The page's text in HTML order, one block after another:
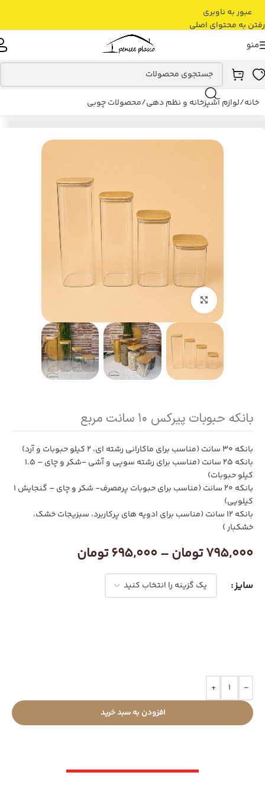
عبور به ناوبری
رفتن به محتوای اصلی
منو
خانه/لوازم آشپزخانه و نظم دهی/محصولات چوبی
بانکه حبوبات پیرکس ۱۰ سانت مربع
بانکه 30 سانت (مناسب برای ماکارانی رشته ای، 2 کیلو حبوبات و آرد)
بانکه 25 سانت (مناسب برای رشته سوپی و آشی -شکر و چای – 1.5
کیلو حبوبات)
بانکه 20 سانت (مناسب برای حبوبات پرمصرف- شکر و چای – گنجایش 1
کیلویی)
بانکه 12 سانت (مناسب برای ادویه های پرکاربرد، سبزیجات خشک،
خشکبار )
795,000تومان–
695,000تومان
سایز
-
+
افزودن به سبد خرید